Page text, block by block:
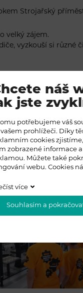
Strojařský
velký zájem.
vyzkouší si
náš
jste
potřebujeme váš
vašem prohlížeči. Díky
cookies
zobrazené informace
Můžete také
webu. Cookies
více
Souhlasím a